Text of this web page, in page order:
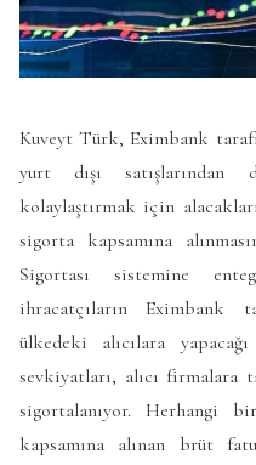
Kuveyt Türk, Eximbank
yurt dışı satışlarından
kolaylaştırmak için
sigorta kapsamına
Sigortası sistemine
ihracatçıların Eximbank
ülkedeki alıcılara
sevkiyatları, alıcı firmalara
sigortalanıyor. Herhangi
kapsamına alınan brüt